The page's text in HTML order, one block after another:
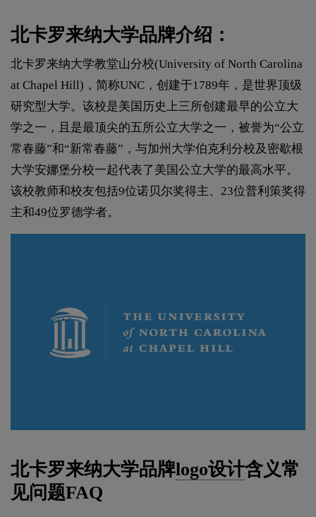
北卡罗来纳大学品牌介绍：
北卡罗来纳大学教堂山分校(University of North Carolina
at Chapel Hill)，简称UNC，创建于1789年，是世界顶级
研究型大学。该校是美国历史上三所创建最早的公立大
学之一，且是最顶尖的五所公立大学之一，被誉为“公立
常春藤”和“新常春藤”，与加州大学伯克利分校及密歇根
大学安娜堡分校一起代表了美国公立大学的最高水平。
该校教师和校友包括9位诺贝尔奖得主、23位普利策奖得
主和49位罗德学者。
北卡罗来纳大学品牌logo设计含义常
见问题FAQ